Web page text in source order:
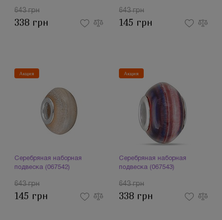
643 грн
338 грн
643 грн
145 грн
Акция
Серебряная наборная
подвеска (067542)
643 грн
145 грн
Акция
Серебряная наборная
подвеска (067543)
643 грн
338 грн